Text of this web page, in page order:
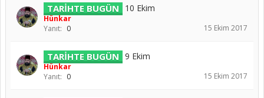
TARİHTE BUGÜN 10 Ekim
Hünkar
Yanıt: 0 15 Ekim 2017
TARİHTE BUGÜN 9 Ekim
Hünkar
Yanıt: 0 15 Ekim 2017